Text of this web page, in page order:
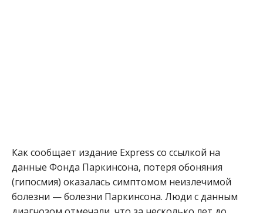
Как сообщает издание Express со ссылкой на
данные Фонда Паркинсона, потеря обоняния
(гипосмия) оказалась симптомом неизлечимой
болезни — болезни Паркинсона. Люди с данным